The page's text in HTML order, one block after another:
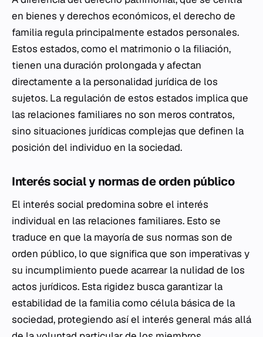
en bienes y derechos económicos, el derecho de
familia regula principalmente estados personales.
Estos estados, como el matrimonio o la filiación,
tienen una duración prolongada y afectan
directamente a la personalidad jurídica de los
sujetos. La regulación de estos estados implica que
las relaciones familiares no son meros contratos,
sino situaciones jurídicas complejas que definen la
posición del individuo en la sociedad.
Interés social y normas de orden público
El interés social predomina sobre el interés
individual en las relaciones familiares. Esto se
traduce en que la mayoría de sus normas son de
orden público, lo que significa que son imperativas y
su incumplimiento puede acarrear la nulidad de los
actos jurídicos. Esta rigidez busca garantizar la
estabilidad de la familia como célula básica de la
sociedad, protegiendo así el interés general más allá